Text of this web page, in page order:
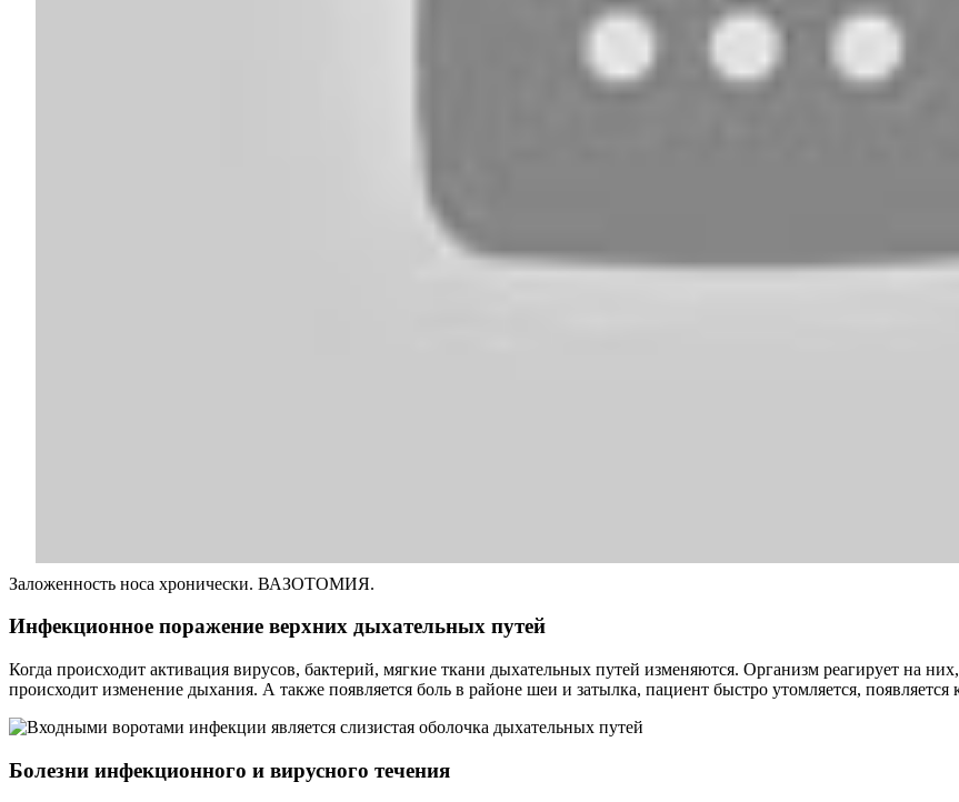
Заложенность носа хронически. ВАЗОТОМИЯ.
Инфекционное поражение верхних дыхательных путей
Когда происходит активация вирусов, бактерий, мягкие ткани дыхательных путей изменяются. Организм реагирует на
происходит изменение дыхания. А также появляется боль в районе шеи и затылка, пациент быстро утомляется, появляется
Болезни инфекционного и вирусного течения